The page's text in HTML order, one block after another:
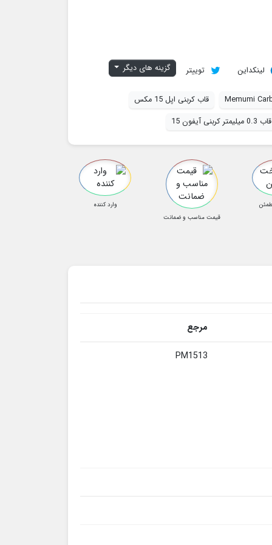
لینکداین توییتر گزینه های دیگر
Memumi
قاب کربنی اپل 15 مکس
قاب 0.3 میلیمتر کربنی آیفون 15
قیمت مناسب و ضمانت
وارد کننده
مرجع
PM1513